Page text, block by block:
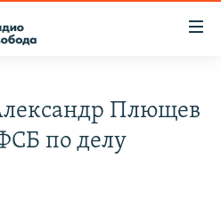
Плющев
по делу